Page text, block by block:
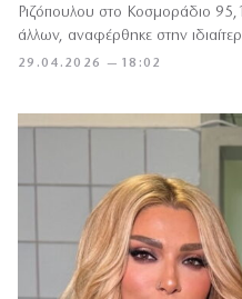
29.04.2026 — 18:02
Ριζόπουλου στο Κοσμοράδιο
άλλων, αναφέρθηκε στην